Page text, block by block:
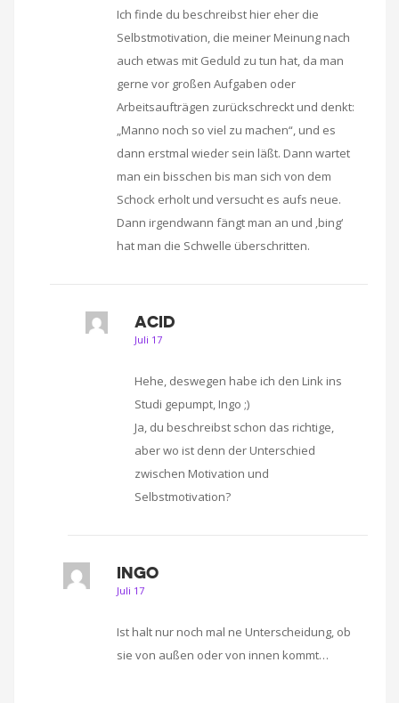
Ich finde du beschreibst hier eher die
Selbstmotivation, die meiner Meinung nach
auch etwas mit Geduld zu tun hat, da man
gerne vor großen Aufgaben oder
Arbeitsaufträgen zurückschreckt und denkt:
„Manno noch so viel zu machen“, und es
dann erstmal wieder sein läßt. Dann wartet
man ein bisschen bis man sich von dem
Schock erholt und versucht es aufs neue.
Dann irgendwann fängt man an und ‚bing‘
hat man die Schwelle überschritten.
ACID
Juli 17
Hehe, deswegen habe ich den Link ins
Studi gepumpt, Ingo ;)
Ja, du beschreibst schon das richtige,
aber wo ist denn der Unterschied
zwischen Motivation und
Selbstmotivation?
INGO
Juli 17
Ist halt nur noch mal ne Unterscheidung, ob
sie von außen oder von innen kommt…